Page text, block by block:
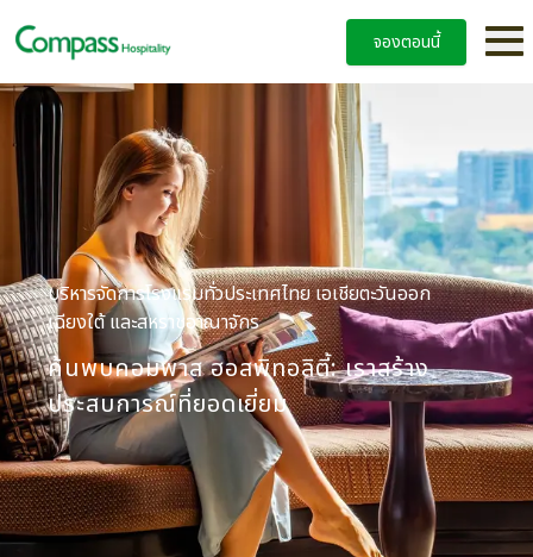
จองตอนนี้
บริหารจัดการโรงแรมทั่วประเทศไทย เอเชียตะวันออก
เฉียงใต้ และสหราชอาณาจักร
ค้นพบคอมพาส ฮอสพิทอลิตี้: เราสร้าง
ประสบการณ์ที่ยอดเยี่ยม